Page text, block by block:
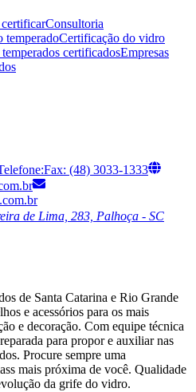
certificarConsultoria
temperadoCertificação do vidro
certificadosEmpresas
Fax: (48) 3033-1333
de Lima, 283, Palhoça - SC
de Santa Catarina e Rio Grande
e acessórios para os mais
e decoração. Com equipe técnica
para propor e auxiliar nas
Procure sempre uma
mais próxima de você. Qualidade
da grife do vidro.